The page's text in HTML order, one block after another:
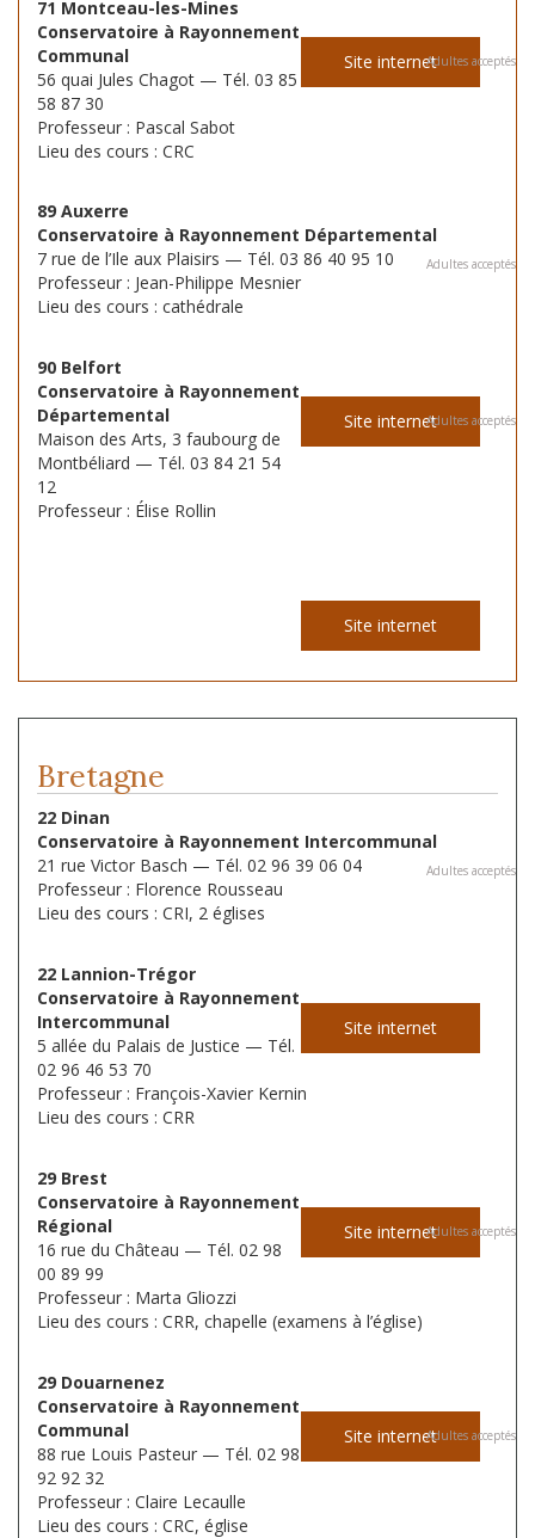
Site internet
71 Montceau-les-Mines
Conservatoire à Rayonnement
Communal
56 quai Jules Chagot — Tél. 03 85
58 87 30
Professeur : Pascal Sabot
Lieu des cours : CRC
Adultes acceptés
89 Auxerre
Conservatoire à Rayonnement Départemental
7 rue de l’Ile aux Plaisirs — Tél. 03 86 40 95 10
Professeur : Jean-Philippe Mesnier
Lieu des cours : cathédrale
Adultes acceptés
Site internet
90 Belfort
Conservatoire à Rayonnement
Départemental
Maison des Arts, 3 faubourg de
Montbéliard — Tél. 03 84 21 54
12
Professeur : Élise Rollin
Adultes acceptés
Site internet
Bretagne
22 Dinan
Conservatoire à Rayonnement Intercommunal
21 rue Victor Basch — Tél. 02 96 39 06 04
Professeur : Florence Rousseau
Lieu des cours : CRI, 2 églises
Adultes acceptés
Site internet
22 Lannion-Trégor
Conservatoire à Rayonnement
Intercommunal
5 allée du Palais de Justice — Tél.
02 96 46 53 70
Professeur : François-Xavier Kernin
Lieu des cours : CRR
Site internet
29 Brest
Conservatoire à Rayonnement
Régional
16 rue du Château — Tél. 02 98
00 89 99
Professeur : Marta Gliozzi
Lieu des cours : CRR, chapelle (examens à l’église)
Adultes acceptés
Site internet
29 Douarnenez
Conservatoire à Rayonnement
Communal
88 rue Louis Pasteur — Tél. 02 98
92 92 32
Professeur : Claire Lecaulle
Lieu des cours : CRC, église
Adultes acceptés